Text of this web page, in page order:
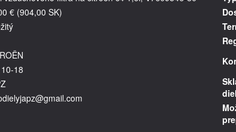
€ (904,00 SK)
18